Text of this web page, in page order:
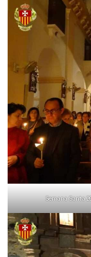
Semana Santa